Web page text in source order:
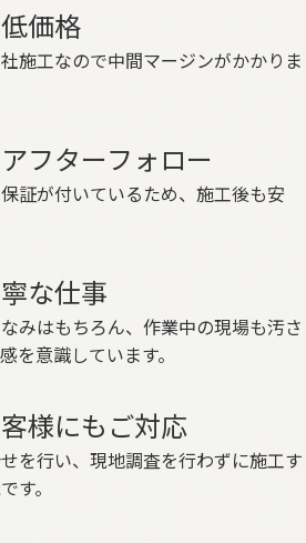
価格
施工なので中間マージンがかかりま
フターフォロー
証が付いているため、施工後も安
な仕事
みはもちろん、作業中の現場も汚さ
を意識しています。
様にもご対応
を行い、現地調査を行わずに施工す
す。